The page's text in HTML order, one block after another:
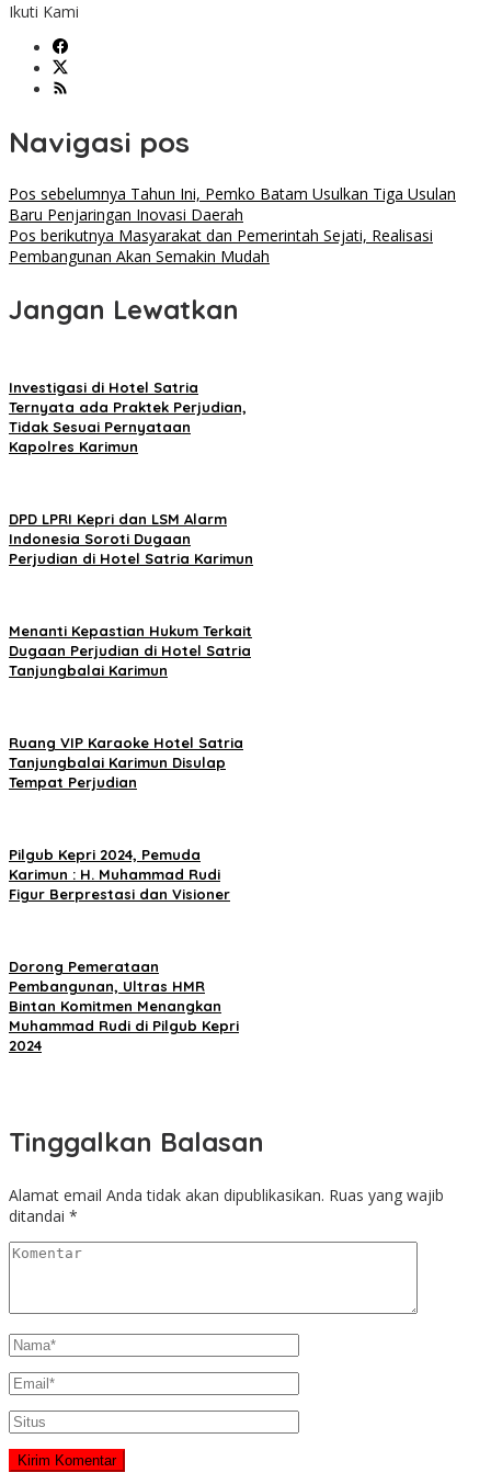
Ikuti Kami
Navigasi pos
Pos sebelumnya Tahun Ini, Pemko Batam Usulkan Tiga Usulan
Baru Penjaringan Inovasi Daerah
Pos berikutnya Masyarakat dan Pemerintah Sejati, Realisasi
Pembangunan Akan Semakin Mudah
Jangan Lewatkan
Investigasi di Hotel Satria
Ternyata ada Praktek Perjudian,
Tidak Sesuai Pernyataan
Kapolres Karimun
DPD LPRI Kepri dan LSM Alarm
Indonesia Soroti Dugaan
Perjudian di Hotel Satria Karimun
Menanti Kepastian Hukum Terkait
Dugaan Perjudian di Hotel Satria
Tanjungbalai Karimun
Ruang VIP Karaoke Hotel Satria
Tanjungbalai Karimun Disulap
Tempat Perjudian
Pilgub Kepri 2024, Pemuda
Karimun : H. Muhammad Rudi
Figur Berprestasi dan Visioner
Dorong Pemerataan
Pembangunan, Ultras HMR
Bintan Komitmen Menangkan
Muhammad Rudi di Pilgub Kepri
2024
Tinggalkan Balasan
Alamat email Anda tidak akan dipublikasikan. Ruas yang wajib
ditandai *